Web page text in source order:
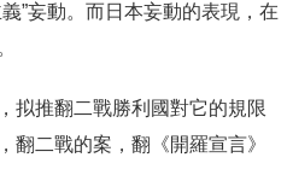
”妄動。而日本妄動的表現，在
拟推翻二戰勝利國對它的規限
翻二戰的案，翻《開羅宣言》